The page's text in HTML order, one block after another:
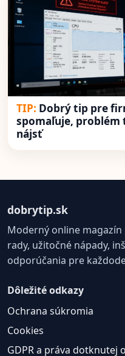
Dobrý tip pre
spomaľuje, problém
nájsť
dobrytip.sk
Moderný online
rady, užitočné nápady,
odporúčania pre
Dôležité odkazy
Ochrana súkromia
Cookies
GDPR a práva dotknutej